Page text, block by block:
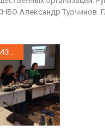
Александр Турчинов.